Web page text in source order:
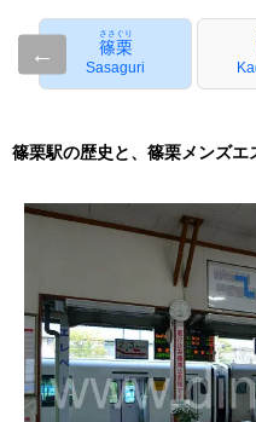
← 篠栗
ささぐり
Sasaguri
篠栗駅の歴史と、篠栗メンズ